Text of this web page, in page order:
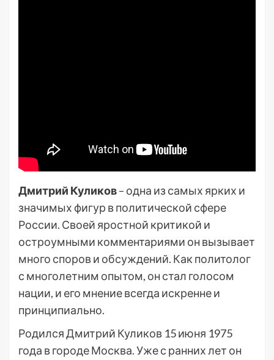
Дмитрий Куликов– одна из самых ярких и
значимых фигур в политической сфере
России. Своей яростной критикой и
остроумными комментариями он вызывает
много споров и обсуждений. Как политолог
с многолетним опытом, он стал голосом
нации, и его мнение всегда искренне и
принципиально.
Родился Дмитрий Куликов 15 июня 1975
года в городе Москва. Уже с ранних лет он